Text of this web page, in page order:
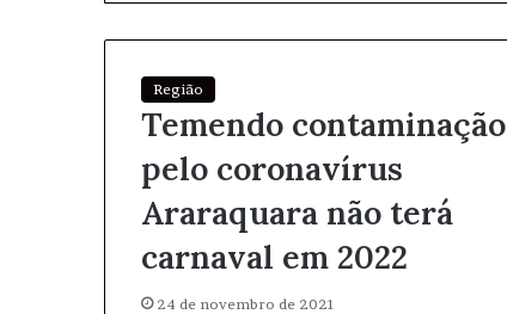
Região
Temendo contaminação
pelo coronavírus
Araraquara não terá
carnaval em 2022
24 de novembro de 2021